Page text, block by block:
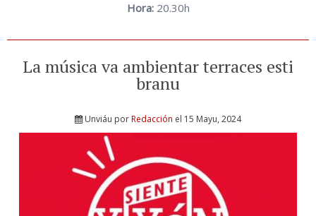
Hora:20.30h
La música va ambientar terraces esti
branu
Unviáu porRedacción el 15 Mayu, 2024